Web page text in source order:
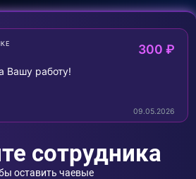
300 ₽
Вашу работу!
09.05.2026
сотрудника
оставить чаевые